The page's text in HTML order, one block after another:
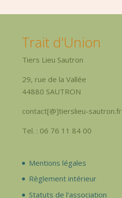
Trait d'Union
Tiers Lieu Sautron
29, rue de la Vallée
44880 SAUTRON
contact[@]tierslieu-sautron.fr
Tel. : 06 76 11 84 00
Mentions légales
Règlement intérieur
Statuts de l'association